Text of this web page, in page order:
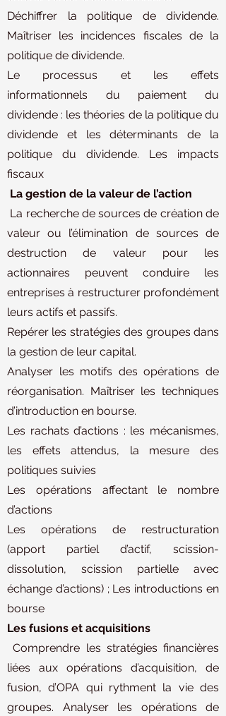
Déchiffrer la politique de dividende.
Maîtriser les incidences fiscales de la
politique de dividende.
Le processus et les effets
informationnels du paiement du
dividende : les théories de la politique du
dividende et les déterminants de la
politique du dividende. Les impacts
fiscaux
La gestion de la valeur de l’action
La recherche de sources de création de
valeur ou l’élimination de sources de
destruction de valeur pour les
actionnaires peuvent conduire les
entreprises à restructurer profondément
leurs actifs et passifs.
Repérer les stratégies des groupes dans
la gestion de leur capital.
Analyser les motifs des opérations de
réorganisation. Maîtriser les techniques
d’introduction en bourse.
Les rachats d’actions : les mécanismes,
les effets attendus, la mesure des
politiques suivies
Les opérations affectant le nombre
d’actions
Les opérations de restructuration
(apport partiel d’actif, scission-
dissolution, scission partielle avec
échange d’actions) ; Les introductions en
bourse
Les fusions et acquisitions
Comprendre les stratégies financières
liées aux opérations d’acquisition, de
fusion, d’OPA qui rythment la vie des
groupes. Analyser les opérations de